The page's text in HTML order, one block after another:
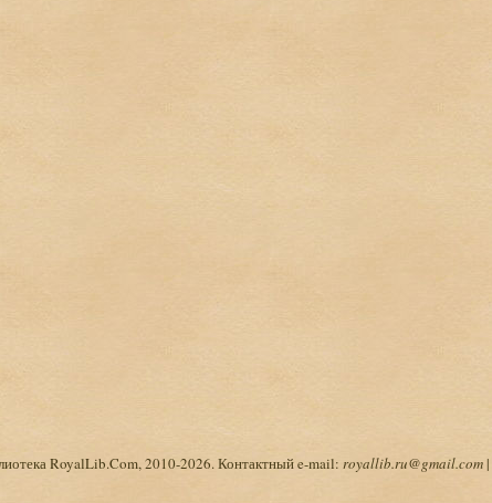
RoyalLib.Com, 2010-2026. Контактный e-mail: royallib.ru@gmail.com|